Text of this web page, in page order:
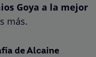
Goya a la mejor
más.
de Alcaine